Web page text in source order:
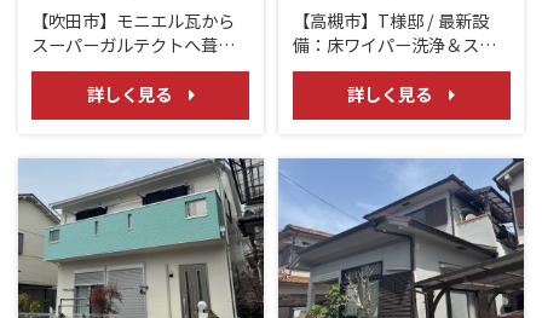
【吹田市】モニエル瓦から
スーパーガルテクトへ葺き
替え工事｜軽量・高耐久の
屋根リフォーム
詳しく見る
【高槻市】T様邸 / 最新設
備：床ワイパー洗浄＆スマ
ート宅配ポストで“ひとつ先
の暮らし”へ詳しく見る